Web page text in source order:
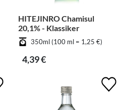
HITEJINRO Chamisul
20,1% - Klassiker
350ml (100 ml = 1,25 €)
4,39 €